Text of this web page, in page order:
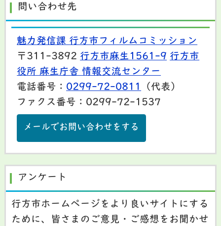
問い合わせ先
魅力発信課 行方市フィルムコミッション
〒311-3892 行方市麻生1561-9 行方市
役所 麻生庁舎 情報交流センター
電話番号： 0299-72-0811
（代表）
ファクス番号：0299-72-1537
メールでお問い合わせをする
アンケート
行方市ホームページをより良いサイトにする
ために、皆さまのご意見・ご感想をお聞かせ